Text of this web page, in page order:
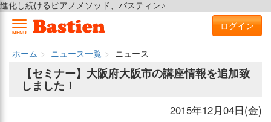
進化し続けるピアノメソッド、バスティン♪
MENU
ログイン
ホーム ニュース一覧
ニュース
【セミナー】大阪府大阪市の講座情報を追加致
しました！
2015年12月04日(金)